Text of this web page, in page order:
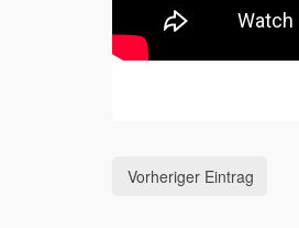
Vorheriger Eintrag